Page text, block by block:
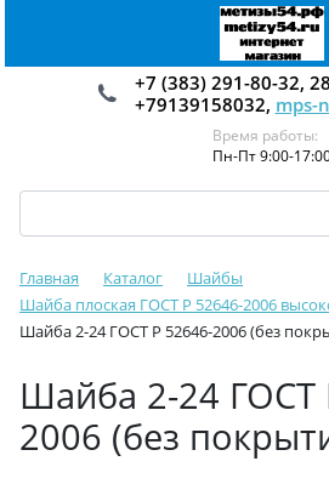
+7 (383) 291-80-32,
+79139158032, mps-
Время работы:
Пн-Пт 9:00-
Главная Каталог
Шайбы
Шайба плоская ГОСТ Р 52646-2006
Шайба 2-24 ГОСТ Р 52646-2006 (без
Шайба 2-24 ГОСТ
2006 (без